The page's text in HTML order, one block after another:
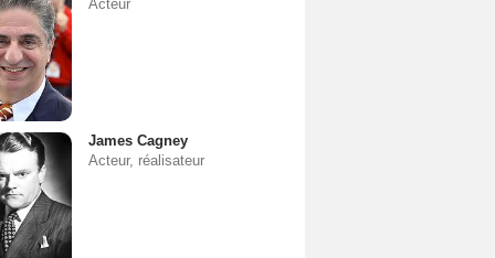
Acteur
James Cagney
Acteur, réalisateur